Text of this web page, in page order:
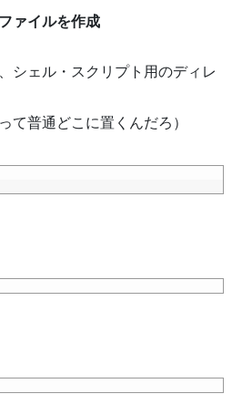
ァイルを作成
シェル・スクリプト用のディレ
て普通どこに置くんだろ）